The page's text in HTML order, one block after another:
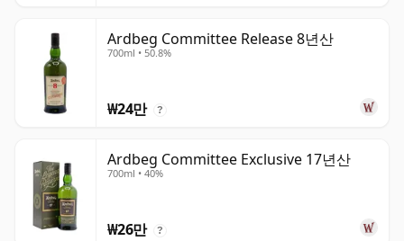
Ardbeg Committee Release 8년산
700ml • 50.8%
₩24만 ?
Ardbeg Committee Exclusive 17년산
700ml • 40%
₩26만 ?